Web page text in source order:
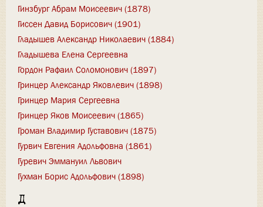
Гинзбург Абрам Моисеевич (1878)
Гиссен Давид Борисович (1901)
Гладышев Александр Николаевич (1884)
Гладышева Елена Сергеевна
Гордон Рафаил Соломонович (1897)
Гринцер Александр Яковлевич (1898)
Гринцер Мария Сергеевна
Гринцер Яков Моисеевич (1865)
Громан Владимир Густавович (1875)
Гурвич Евгения Адольфовна (1861)
Гуревич Эммануил Львович
Гухман Борис Адольфович (1898)
Д